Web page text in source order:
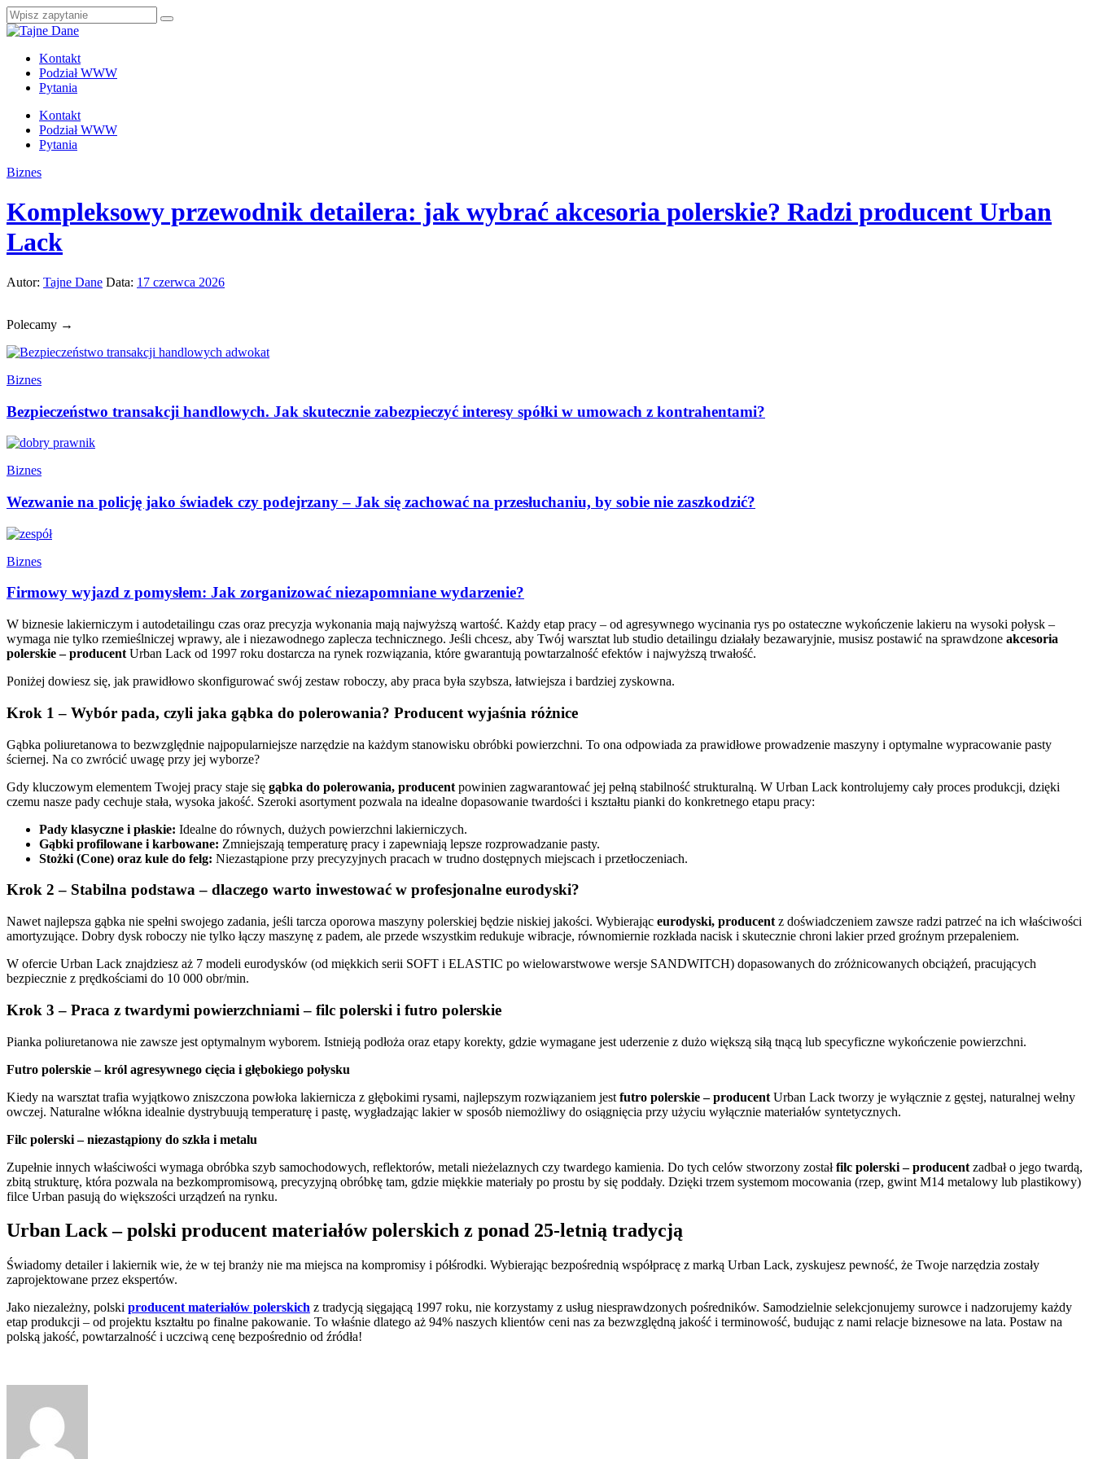
Kontakt
Podział WWW
Pytania
Kontakt
Podział WWW
Pytania
Biznes
Kompleksowy przewodnik detailera: jak wybrać akcesoria polerskie? Radzi producent Urban
Lack
Autor: Tajne Dane Data: 17 czerwca 2026
Polecamy →
Biznes
Bezpieczeństwo transakcji handlowych. Jak skutecznie zabezpieczyć interesy spółki w umowach z kontrahentami?
Biznes
Wezwanie na policję jako świadek czy podejrzany – Jak się zachować na przesłuchaniu, by sobie nie zaszkodzić?
Biznes
Firmowy wyjazd z pomysłem: Jak zorganizować niezapomniane wydarzenie?
W biznesie lakierniczym i autodetailingu czas oraz precyzja wykonania mają najwyższą wartość. Każdy etap pracy – od agresywnego wycinania rys po ostateczne wykończenie lakieru na wysoki połysk –
wymaga nie tylko rzemieślniczej wprawy, ale i niezawodnego zaplecza technicznego. Jeśli chcesz, aby Twój warsztat lub studio detailingu działały bezawaryjnie, musisz postawić na sprawdzone akcesoria
polerskie – producent Urban Lack od 1997 roku dostarcza na rynek rozwiązania, które gwarantują powtarzalność efektów i najwyższą trwałość.
Poniżej dowiesz się, jak prawidłowo skonfigurować swój zestaw roboczy, aby praca była szybsza, łatwiejsza i bardziej zyskowna.
Krok 1 – Wybór pada, czyli jaka gąbka do polerowania? Producent wyjaśnia różnice
Gąbka poliuretanowa to bezwzględnie najpopularniejsze narzędzie na każdym stanowisku obróbki powierzchni. To ona odpowiada za prawidłowe prowadzenie maszyny i optymalne wypracowanie pasty
ściernej. Na co zwrócić uwagę przy jej wyborze?
Gdy kluczowym elementem Twojej pracy staje się gąbka do polerowania, producent powinien zagwarantować jej pełną stabilność strukturalną. W Urban Lack kontrolujemy cały proces produkcji, dzięki
czemu nasze pady cechuje stała, wysoka jakość. Szeroki asortyment pozwala na idealne dopasowanie twardości i kształtu pianki do konkretnego etapu pracy:
Pady klasyczne i płaskie: Idealne do równych, dużych powierzchni lakierniczych.
Gąbki profilowane i karbowane: Zmniejszają temperaturę pracy i zapewniają lepsze rozprowadzanie pasty.
Stożki (Cone) oraz kule do felg: Niezastąpione przy precyzyjnych pracach w trudno dostępnych miejscach i przetłoczeniach.
Krok 2 – Stabilna podstawa – dlaczego warto inwestować w profesjonalne eurodyski?
Nawet najlepsza gąbka nie spełni swojego zadania, jeśli tarcza oporowa maszyny polerskiej będzie niskiej jakości. Wybierając eurodyski, producent z doświadczeniem zawsze radzi patrzeć na ich właściwości
amortyzujące. Dobry dysk roboczy nie tylko łączy maszynę z padem, ale przede wszystkim redukuje wibracje, równomiernie rozkłada nacisk i skutecznie chroni lakier przed groźnym przepaleniem.
W ofercie Urban Lack znajdziesz aż 7 modeli eurodysków (od miękkich serii SOFT i ELASTIC po wielowarstwowe wersje SANDWITCH) dopasowanych do zróżnicowanych obciążeń, pracujących
bezpiecznie z prędkościami do 10 000 obr/min.
Krok 3 – Praca z twardymi powierzchniami – filc polerski i futro polerskie
Pianka poliuretanowa nie zawsze jest optymalnym wyborem. Istnieją podłoża oraz etapy korekty, gdzie wymagane jest uderzenie z dużo większą siłą tnącą lub specyficzne wykończenie powierzchni.
Futro polerskie – król agresywnego cięcia i głębokiego połysku
Kiedy na warsztat trafia wyjątkowo zniszczona powłoka lakiernicza z głębokimi rysami, najlepszym rozwiązaniem jest futro polerskie – producent Urban Lack tworzy je wyłącznie z gęstej, naturalnej wełny
owczej. Naturalne włókna idealnie dystrybuują temperaturę i pastę, wygładzając lakier w sposób niemożliwy do osiągnięcia przy użyciu wyłącznie materiałów syntetycznych.
Filc polerski – niezastąpiony do szkła i metalu
Zupełnie innych właściwości wymaga obróbka szyb samochodowych, reflektorów, metali nieżelaznych czy twardego kamienia. Do tych celów stworzony zostałfilc polerski – producent zadbał o jego twardą,
zbitą strukturę, która pozwala na bezkompromisową, precyzyjną obróbkę tam, gdzie miękkie materiały po prostu by się poddały. Dzięki trzem systemom mocowania (rzep, gwint M14 metalowy lub plastikowy)
filce Urban pasują do większości urządzeń na rynku.
Urban Lack – polski producent materiałów polerskich z ponad 25-letnią tradycją
Świadomy detailer i lakiernik wie, że w tej branży nie ma miejsca na kompromisy i półśrodki. Wybierając bezpośrednią współpracę z marką Urban Lack, zyskujesz pewność, że Twoje narzędzia zostały
zaprojektowane przez ekspertów.
Jako niezależny, polski producent materiałów polerskich z tradycją sięgającą 1997 roku, nie korzystamy z usług niesprawdzonych pośredników. Samodzielnie selekcjonujemy surowce i nadzorujemy każdy
etap produkcji – od projektu kształtu po finalne pakowanie. To właśnie dlatego aż 94% naszych klientów ceni nas za bezwzględną jakość i terminowość, budując z nami relacje biznesowe na lata. Postaw na
polską jakość, powtarzalność i uczciwą cenę bezpośrednio od źródła!